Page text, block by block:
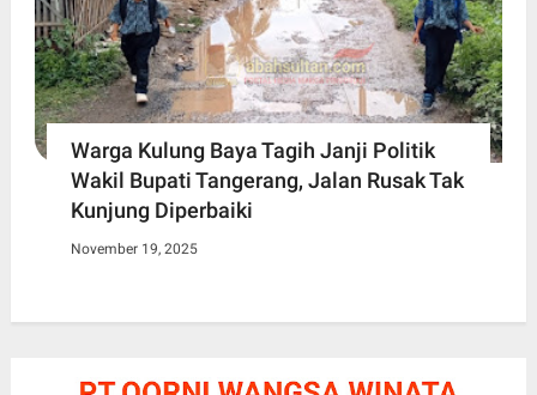
Warga Kulung Baya Tagih Janji Politik
Wakil Bupati Tangerang, Jalan Rusak Tak
Kunjung Diperbaiki
November 19, 2025